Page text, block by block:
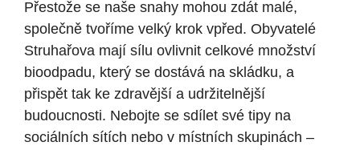
Přestože se naše snahy mohou zdát malé,
společně tvoříme velký krok vpřed. Obyvatelé
Struhařova mají sílu ovlivnit celkové množství
bioodpadu, který se dostává na skládku, a
přispět tak ke zdravější a udržitelnější
budoucnosti. Nebojte se sdílet své tipy na
sociálních sítích nebo v místních skupinách –